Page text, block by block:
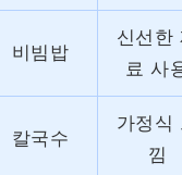
비빔밥
신선한
료 사
칼국수
가정식
낌